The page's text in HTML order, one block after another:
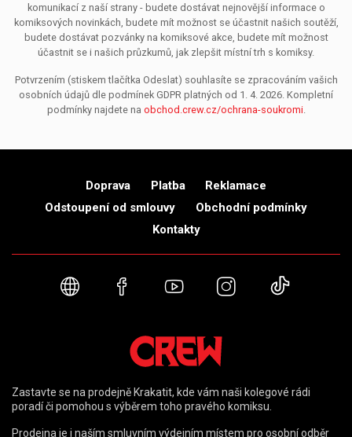
komunikací z naší strany - budete dostávat nejnovější informace o
komiksových novinkách, budete mít možnost se účastnit našich soutěží,
budete dostávat pozvánky na komiksové akce, budete mít možnost
účastnit se i našich průzkumů, jak zlepšit místní trh s komiksy.
Potvrzením (stiskem tlačítka Odeslat) souhlasíte se zpracováním vašich
osobních údajů dle podmínek GDPR platných od 1. 4. 2026. Kompletní
podmínky najdete na obchod.crew.cz/ochrana-soukromi.
Doprava Platba
Reklamace
Odstoupení od smlouvy
Obchodní podmínky
Kontakty
Webové stránky
FacebookYouTubeInstagram
Zastavte se na prodejně Krakatit, kde vám naši kolegové rádi
poradí či pomohou s výběrem toho pravého komiksu.
Prodejna je i naším smluvním výdejním místem pro osobní odběr